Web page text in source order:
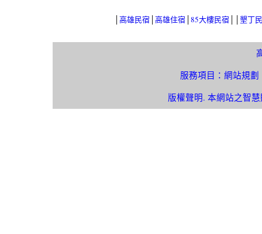
高雄民宿 高雄住宿 85大樓民宿 墾丁
服務項目：網站規
版權聲明. 本網站之智